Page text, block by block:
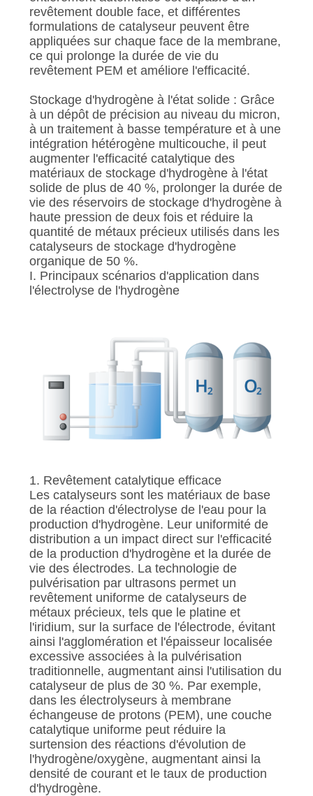
revêtement double face, et différentes
formulations de catalyseur peuvent être
appliquées sur chaque face de la membrane,
ce qui prolonge la durée de vie du
revêtement PEM et améliore l'efficacité.
Stockage d'hydrogène à l'état solide : Grâce
à un dépôt de précision au niveau du micron,
à un traitement à basse température et à une
intégration hétérogène multicouche, il peut
augmenter l'efficacité catalytique des
matériaux de stockage d'hydrogène à l'état
solide de plus de 40 %, prolonger la durée de
vie des réservoirs de stockage d'hydrogène à
haute pression de deux fois et réduire la
quantité de métaux précieux utilisés dans les
catalyseurs de stockage d'hydrogène
organique de 50 %.
I. Principaux scénarios d'application dans
l'électrolyse de l'hydrogène
1. Revêtement catalytique efficace
Les catalyseurs sont les matériaux de base
de la réaction d'électrolyse de l'eau pour la
production d'hydrogène. Leur uniformité de
distribution a un impact direct sur l'efficacité
de la production d'hydrogène et la durée de
vie des électrodes. La technologie de
pulvérisation par ultrasons permet un
revêtement uniforme de catalyseurs de
métaux précieux, tels que le platine et
l'iridium, sur la surface de l'électrode, évitant
ainsi l'agglomération et l'épaisseur localisée
excessive associées à la pulvérisation
traditionnelle, augmentant ainsi l'utilisation du
catalyseur de plus de 30 %. Par exemple,
dans les électrolyseurs à membrane
échangeuse de protons (PEM), une couche
catalytique uniforme peut réduire la
surtension des réactions d'évolution de
l'hydrogène/oxygène, augmentant ainsi la
densité de courant et le taux de production
d'hydrogène.